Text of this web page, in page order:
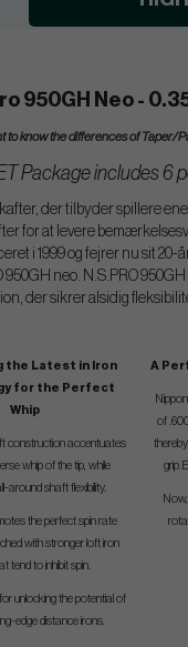
950GH Neo -
to know the differences of Taper/
Package includes 6
der tilbyder spillere
for at levere
i 1999 og fejrer nu sit
neo. N.S.PRO
der sikrer alsidig
the Latest in Iron
for the Perfect
Whip
construction accentuates
whip of the tip, while
around shaft flexibility.
the perfect spin rate
with stronger loft iron
tend to inhibit spin.
unlocking the potential of
edge distance irons.
A
of